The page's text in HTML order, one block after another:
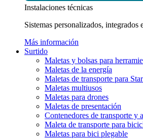
Instalaciones técnicas
Sistemas personalizados, integrados
Más información
Surtido
Maletas y bolsas para
Maletas de la energía
Maletas de transporte para
Maletas multiusos
Maletas para drones
Maletas de presentación
Contenedores de transporte y
Maleta de transporte para
Maletas para bici plegable